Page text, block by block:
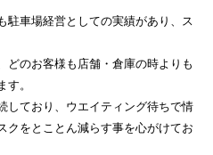
駐車場経営としての実績があり、ス
どのお客様も店舗・倉庫の時よりも
す。
しており、ウエイティング待ちで情
クをとことん減らす事を心がけてお